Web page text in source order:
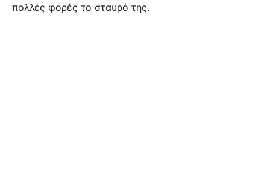
πολλές φορές το σταυρό της.